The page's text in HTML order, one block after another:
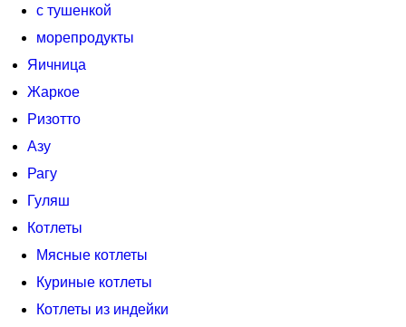
с тушенкой
морепродукты
Яичница
Жаркое
Ризотто
Азу
Рагу
Гуляш
Котлеты
Мясные котлеты
Куриные котлеты
Котлеты из индейки